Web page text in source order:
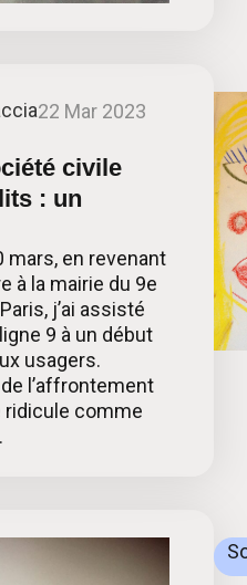
22 Mar 2023
civile
: un
mars, en revenant
à la mairie du 9e
j’ai assisté
9 à un début
usagers.
l’affrontement
ridicule comme